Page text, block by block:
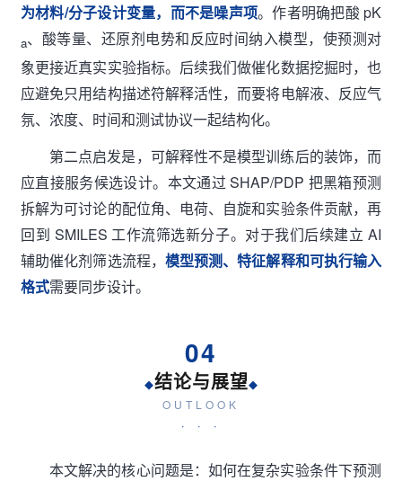
为材料/分子设计变量，而不是噪声项。作者明确把酸 pK
a、酸等量、还原剂电势和反应时间纳入模型，使预测对
象更接近真实实验指标。后续我们做催化数据挖掘时，也
应避免只用结构描述符解释活性，而要将电解液、反应气
氛、浓度、时间和测试协议一起结构化。
第二点启发是，可解释性不是模型训练后的装饰，而
应直接服务候选设计。本文通过 SHAP/PDP 把黑箱预测
拆解为可讨论的配位角、电荷、自旋和实验条件贡献，再
回到 SMILES 工作流筛选新分子。对于我们后续建立 AI
辅助催化剂筛选流程， 模型预测、特征解释和可执行输入
格式需要同步设计。
04
◆结论与展望◆
OUTLOOK
· · ·
本文解决的核心问题是：如何在复杂实验条件下预测